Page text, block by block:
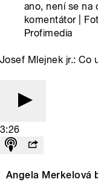
ano, není se na
komentátor |
Profimedia
Josef Mlejnek jr.: Co
3:26
Angela Merkelová